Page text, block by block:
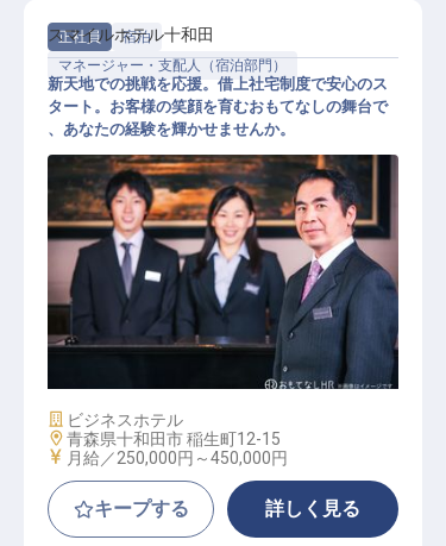
正社員
宿泊
マネージャー・支配人（宿泊部門）
ホテル副支配人・マネージャー候補
スマイルホテル十和田
新天地での挑戦を応援。借上社宅制度で安心のス
タート。お客様の笑顔を育むおもてなしの舞台で
、あなたの経験を輝かせませんか。
施設業態
ビジネスホテル
勤務地
青森県十和田市 稲生町12-15
給与
月給／250,000円～450,000円
キープする 詳しく見る